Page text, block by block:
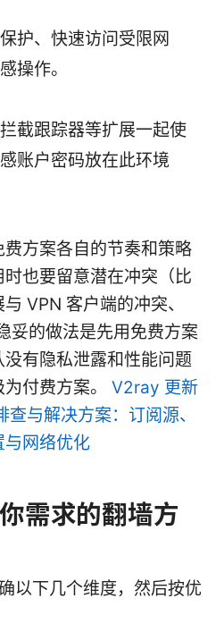
护、快速访问受限网
操作。
截跟踪器等扩展一起使
账户密码放在此环境
方案各自的节奏和策略
也要留意潜在冲突（比
VPN 客户端的冲突、
妥的做法是先用免费方案
有隐私泄露和性能问题
付费方案。 V2ray 更新
与解决方案：订阅源、
与网络优化
需求的翻墙方
以下几个维度，然后按优